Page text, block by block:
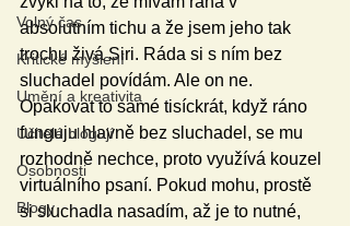
Volný čas
Kritické myšlení
Umění a kreativita
Učitelé blogují
Osobnosti
Blogy
absolutním tichu a že jsem jeho tak
trochu živá Siri. Ráda si s ním bez
sluchadel povídám. Ale on ne.
Opakovat to samé tisíckrát, když ráno
funguju hlavně bez sluchadel, se mu
rozhodně nechce, proto využívá kouzel
virtuálního psaní. Pokud mohu, prostě
si sluchadla nasadím, až je to nutné,